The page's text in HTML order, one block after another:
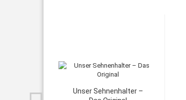
Unser Sehnenhalter –